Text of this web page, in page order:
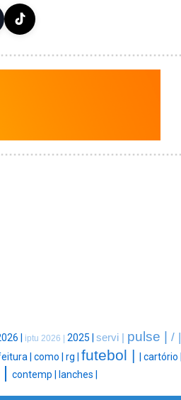
| iptu 2026 | 2025 | servi | pulse | / |
| como | rg | futebol | cartório |
contemp | lanches |